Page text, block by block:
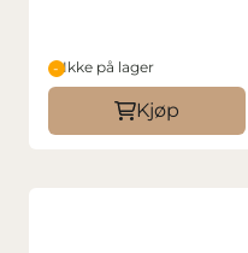
Ikke på lager
Kjøp